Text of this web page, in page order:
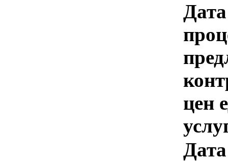
цен